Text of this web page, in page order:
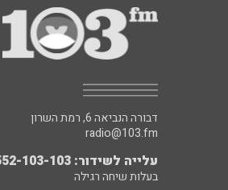
דבורה הנביאה 6, רמת השרון
radio@103.fm
עלייה לשידור: 0552-103-103
בעלות שיחה רגילה